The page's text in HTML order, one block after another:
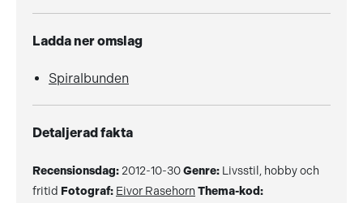
Ladda ner omslag
Spiralbunden
Detaljerad fakta
Recensionsdag: 2012-10-30Genre: Livsstil, hobby och
fritid Fotograf: Eivor Rasehorn Thema-kod: